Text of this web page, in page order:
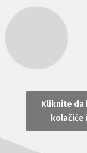
Kliknite
kolačiće